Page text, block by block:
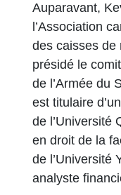
Auparavant,
l’Association
des caisses de
présidé le
de l’Armée du
est titulaire
de l’Université
en droit de la
de l’Université
analyste